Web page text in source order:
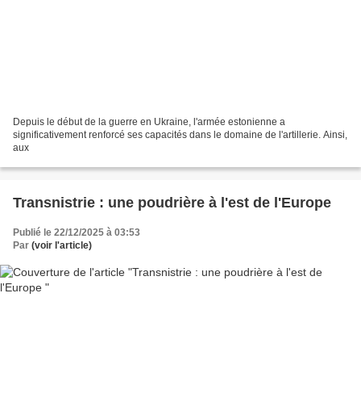
Depuis le début de la guerre en Ukraine, l'armée estonienne a
significativement renforcé ses capacités dans le domaine de l'artillerie. Ainsi,
aux
Transnistrie : une poudrière à l'est de l'Europe
Publié le 22/12/2025 à 03:53
Par (voir l'article)